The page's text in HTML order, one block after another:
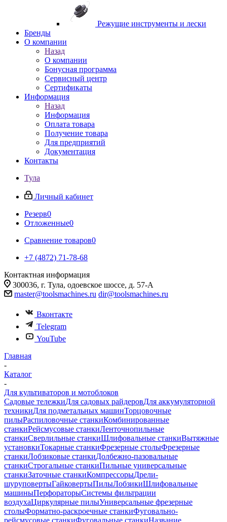
Режущие инструменты и лески
Бренды
О компании
Назад
О компании
Бонусная программа
Сервисный центр
Сертификаты
Информация
Назад
Информация
Оплата товара
Получение товара
Для предприятий
Документация
Контакты
Тула
Личный кабинет
Резерв0
Отложенные0
Сравнение товаров0
+7 (4872) 71-78-68
Контактная информация
300036, г. Тула, одоевское шоссе, д. 57-А
master@toolsmachines.ru dir@toolsmachines.ru
Вконтакте
Telegram
YouTube
Главная
-
Каталог
-
Для культиваторов и мотоблоков
Садовые тележкиДля садовых райдеровДля аккумуляторной
техникиДля подметальных машинТорцовочные
пилыРаспиловочные станкиКомбинированные
станкиРейсмусовые станкиЛенточнопильные
станкиСверлильные станкиШлифовальные станкиВытяжные
установкиТокарные станкиФрезерные столыФрезерные
станкиЛобзиковые станкиДолбежно-пазовальные
станкиСтрогальные станкиПильные универсальные
станкиЗаточные станкиКомпрессорыДрели-
шуруповертыГайковертыПилыЛобзикиШлифовальные
машиныПерфораторыСистемы фильтрации
воздухаЦиркулярные пилыУниверсальные фрезерные
столыФорматно-раскроечные станкиФуговально-
рейсмусовые станкиФуговальные станкиНазвание